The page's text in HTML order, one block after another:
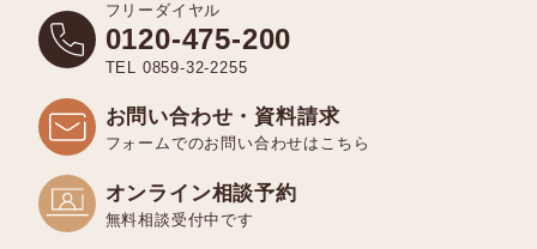
フリーダイヤル
0120-475-200
TEL 0859-32-2255
お問い合わせ・資料請求
フォームでのお問い合わせはこちら
オンライン相談予約
無料相談受付中です